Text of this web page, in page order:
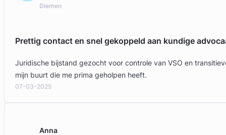
Diemen
Prettig contact en snel gekoppeld aan kundige
Juridische bijstand gezocht voor controle van VSO en
mijn buurt die me prima geholpen heeft.
07-03-2025
Anna